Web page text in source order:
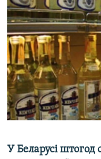
КУЛЬТУРА
КАЛЯНДАР
МОВА
НА ХВАЛЯХ СВАБОДЫ
У Беларусі штогод